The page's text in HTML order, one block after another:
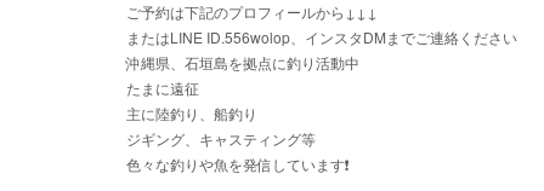
ご予約は下記のプロフィールから↓↓↓
またはLINE ID.556wolop、インスタDMまでご連絡ください
沖縄県、石垣島を拠点に釣り活動中
たまに遠征
主に陸釣り、船釣り
ジギング、キャスティング等
色々な釣りや魚を発信しています❗